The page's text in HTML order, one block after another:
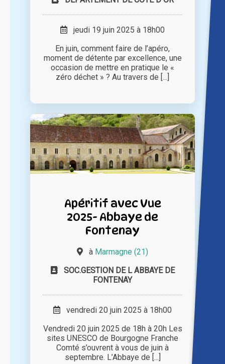
jeudi 19 juin 2025 à 18h00
En juin, comment faire de l’apéro,
moment de détente par excellence, une
occasion de mettre en pratique le «
zéro déchet » ? Au travers de [...]
Apéritif avec Vue
2025- Abbaye de
Fontenay
à Marmagne (21)
SOC.GESTION DE L ABBAYE DE
FONTENAY
vendredi 20 juin 2025 à 18h00
Vendredi 20 juin 2025 de 18h à 20h Les
sites UNESCO de Bourgogne Franche
Comté s’ouvrent à vous de juin à
septembre. L’Abbaye de [...]